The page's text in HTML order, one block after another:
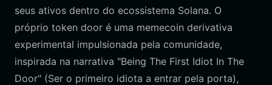
seus ativos dentro do ecossistema Solana. O
próprio token door é uma memecoin derivativa
experimental impulsionada pela comunidade,
inspirada na narrativa "Being The First Idiot In The
Door" (Ser o primeiro idiota a entrar pela porta),